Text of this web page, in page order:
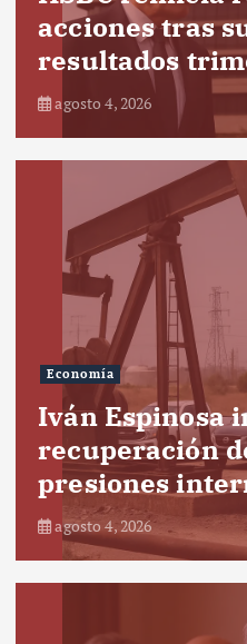
acciones tras
resultados
agosto 4, 2026
Economía
Iván Espinosa
recuperación
presiones
agosto 4, 2026